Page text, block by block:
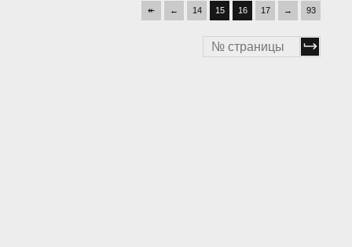
↞ ← 14 15 16 17 → 93